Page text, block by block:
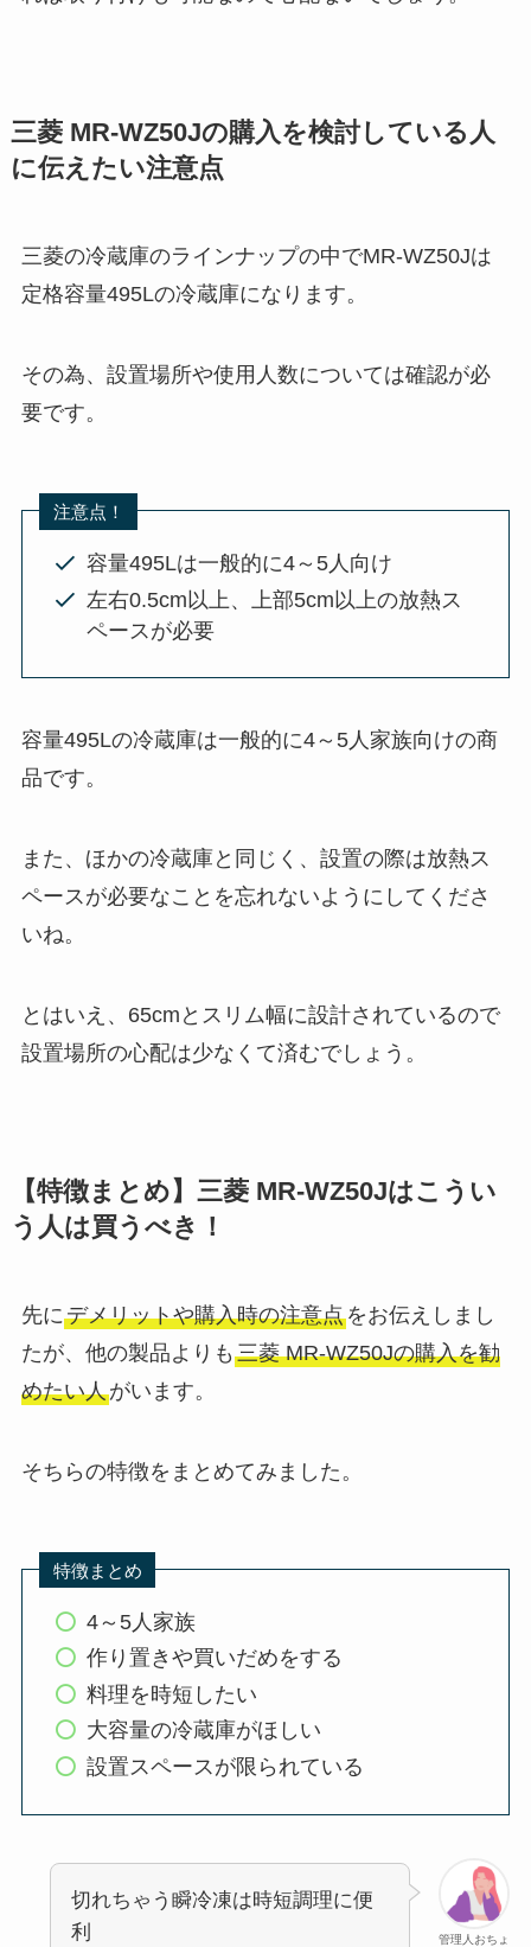
三菱 MR-WZ50Jの購入を検討している人
に伝えたい注意点
三菱の冷蔵庫のラインナップの中でMR-WZ50Jは
定格容量495Lの冷蔵庫になります。
その為、設置場所や使用人数については確認が必
要です。
注意点！
容量495Lは一般的に4～5人向け
左右0.5cm以上、上部5cm以上の放熱ス
ペースが必要
容量495Lの冷蔵庫は一般的に4～5人家族向けの商
品です。
また、ほかの冷蔵庫と同じく、設置の際は放熱ス
ペースが必要なことを忘れないようにしてくださ
いね。
とはいえ、65cmとスリム幅に設計されているので
設置場所の心配は少なくて済むでしょう。
【特徴まとめ】三菱 MR-WZ50Jはこうい
う人は買うべき！
先にデメリットや購入時の注意点をお伝えしまし
たが、他の製品よりも 三菱 MR-WZ50Jの購入を勧
めたい人がいます。
そちらの特徴をまとめてみました。
特徴まとめ
4～5人家族
作り置きや買いだめをする
料理を時短したい
大容量の冷蔵庫がほしい
設置スペースが限られている
管理人おちょ
切れちゃう瞬冷凍は時短調理に便
利